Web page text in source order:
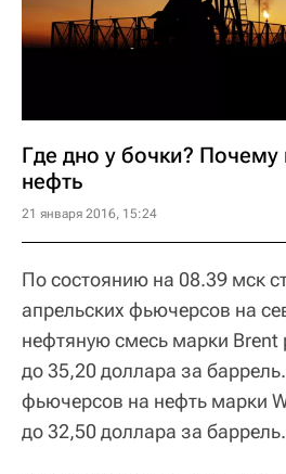
Где дно у бочки? Почему
нефть
21 января 2016, 15:24
По состоянию на 08.39 мск
апрельских фьючерсов на
нефтяную смесь марки
до 35,20 доллара за
фьючерсов на нефть марки
до 32,50 доллара за баррель.